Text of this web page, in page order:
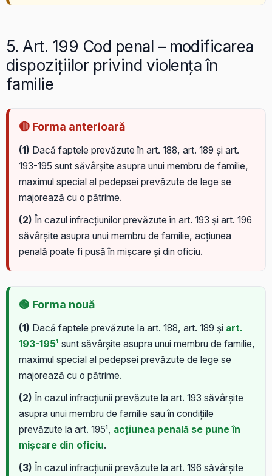
5. Art. 199 Cod penal – modificarea
dispozițiilor privind violența în
familie
🔴 Forma anterioară
(1) Dacă faptele prevăzute în art. 188, art. 189 și art.
193-195 sunt săvârșite asupra unui membru de familie,
maximul special al pedepsei prevăzute de lege se
majorează cu o pătrime.
(2) În cazul infracțiunilor prevăzute în art. 193 și art. 196
săvârșite asupra unui membru de familie, acțiunea
penală poate fi pusă în mișcare și din oficiu.
🟢 Forma nouă
(1) Dacă faptele prevăzute la art. 188, art. 189 și art.
193-195¹ sunt săvârșite asupra unui membru de familie,
maximul special al pedepsei prevăzute de lege se
majorează cu o pătrime.
(2) În cazul infracțiunii prevăzute la art. 193 săvârșite
asupra unui membru de familie sau în condițiile
prevăzute la art. 195¹, acțiunea penală se pune în
mișcare din oficiu.
(3) În cazul infracțiunii prevăzute la art. 196 săvârșite